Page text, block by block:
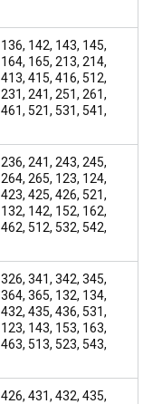
142, 143, 145,
165, 213, 214,
415, 416, 512,
241, 251, 261,
521, 531, 541,
241, 243, 245,
265, 123, 124,
425, 426, 521,
142, 152, 162,
512, 532, 542,
341, 342, 345,
365, 132, 134,
435, 436, 531,
143, 153, 163,
513, 523, 543,
431, 432, 435,